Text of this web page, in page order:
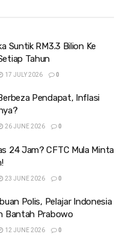
Suntik RM3.3 Bilion Ke
Tahun
17 JULY 2026 0
Pendapat, Inflasi
26 JUNE 2026 0
24 Jam? CFTC Mula Minta
23 JUNE 2026 0
Polis, Pelajar Indonesia
Bantah Prabowo
12 JUNE 2026 0